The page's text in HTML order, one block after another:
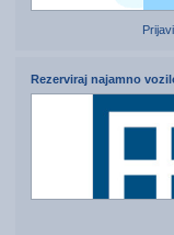
Rezerviraj najamno